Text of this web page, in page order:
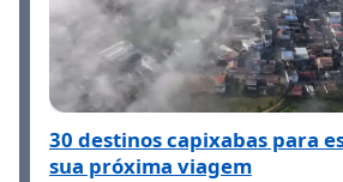
30 destinos capixabas para
sua próxima viagem